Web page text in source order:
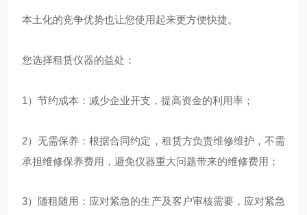
本土化的竞争优势也让您使用起来更方便快捷。
您选择租赁仪器的益处：
1）节约成本：减少企业开支，提高资金的利用率；
2）无需保养：根据合同约定，租赁方负责维修维护，不需
承担维修保养费用，避免仪器重大问题带来的维修费用；
3）随租随用：应对紧急的生产及客户审核需要，应对紧急